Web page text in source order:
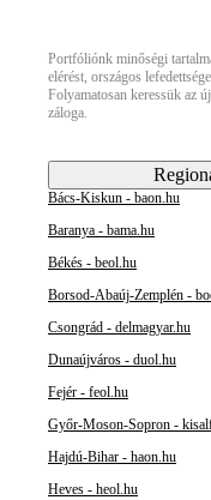
Portfóliónk minőségi
elérést, országos
Folyamatosan keressük az
záloga.
Bács-Kiskun - baon.hu
Baranya - bama.hu
Békés - beol.hu
Borsod-Abaúj-Zemplén -
Csongrád - delmagyar.hu
Dunaújváros - duol.hu
Fejér - feol.hu
Győr-Moson-Sopron -
Hajdú-Bihar - haon.hu
Heves - heol.hu